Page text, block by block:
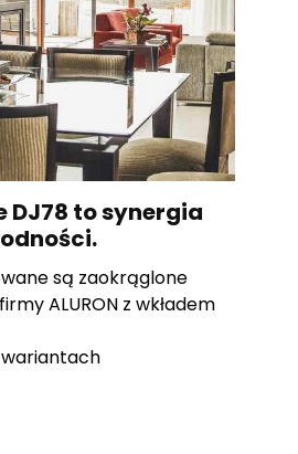
reklamodawców strony trzeciej.
to pliki, które są w procesie
dostawcami poszczególnych
wszystkie
moje preferencje
DJ78 to synergia
są zaokrąglone
ALURON z wkładem